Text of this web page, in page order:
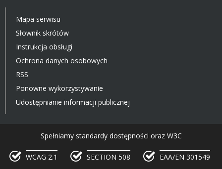
Mapa serwisu
Słownik skrótów
Instrukcja obsługi
Ochrona danych osobowych
RSS
Ponowne wykorzystywanie
Udostępnianie informacji publicznej
Spełniamy standardy dostępności oraz W3C
WCAG 2.1 SECTION 508 EAA/EN 301549